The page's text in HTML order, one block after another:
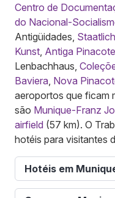
Centro de
do Nacional-
Antigüidades,
Kunst Antiga
Lenbachhaus,
Baviera Nova
aeroportos que ficam
são Munique-Franz
airfield (57 km). O
hotéis para visitantes
Hotéis em